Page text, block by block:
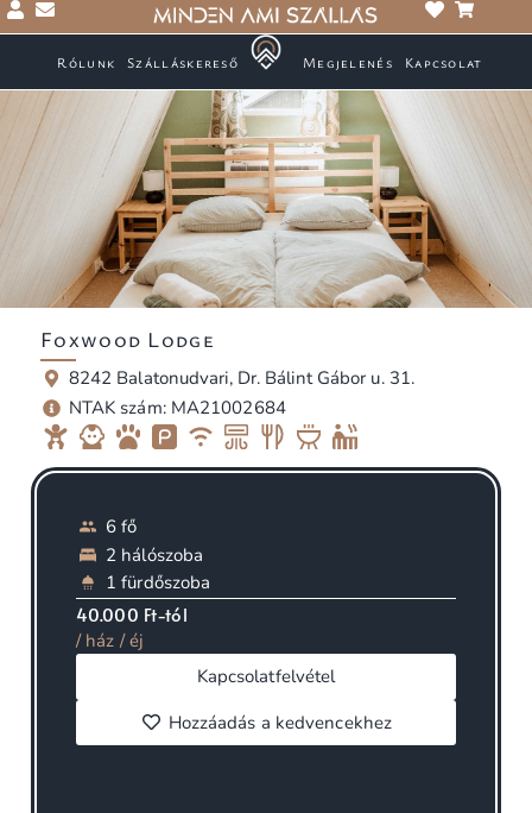
Rólunk Szálláskereső Megjelenés Kapcsolat
Foxwood Lodge
8242 Balatonudvari, Dr. Bálint Gábor u. 31.
NTAK szám: MA21002684
6 fő
2 hálószoba
1 fürdőszoba
40.000 Ft-tól
/ ház / éj
Kapcsolatfelvétel
Hozzáadás a kedvencekhez